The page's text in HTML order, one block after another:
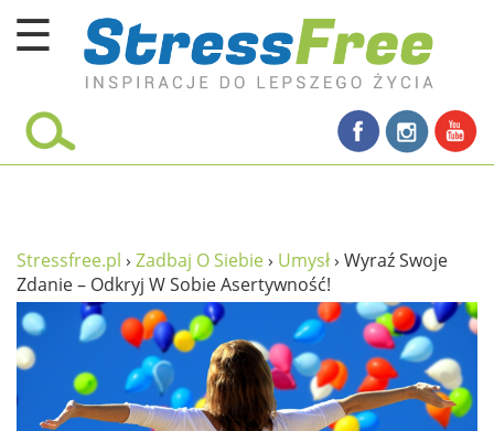
☰
Kursy online
umysł
proste życie
relaks
filozofia życia
wolność od stresu
Stressfree.pl › Zadbaj O Siebie› Umysł› Wyraź Swoje
Zdanie – Odkryj W Sobie Asertywność!